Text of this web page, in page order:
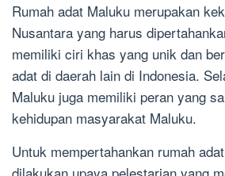
Rumah adat Maluku merupakan
Nusantara yang harus
memiliki ciri khas yang unik dan
adat di daerah lain di Indonesia.
Maluku juga memiliki peran yang
kehidupan masyarakat Maluku.
Untuk mempertahankan rumah